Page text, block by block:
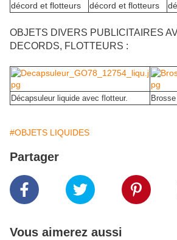
décord et flotteurs
décord et flotteurs
OBJETS DIVERS PUBLICITAIRES
DECORDS, FLOTTEURS :
Décapsuleur liquide avec flotteur.
#OBJETS LIQUIDES
Partager
Vous aimerez aussi